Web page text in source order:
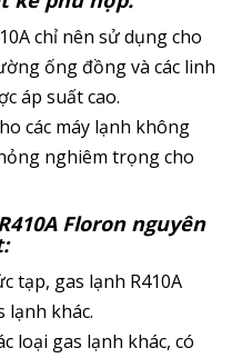
chỉ nên sử dụng cho
ống đồng và các linh
áp suất cao.
các máy lạnh không
nghiêm trọng cho
Floron nguyên
tạp, gas lạnh R410A
lạnh khác.
loại gas lạnh khác, có